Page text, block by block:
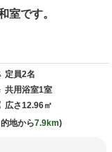
室です。
定員2名
共用浴室1室
広さ12.96㎡
的地から7.9km